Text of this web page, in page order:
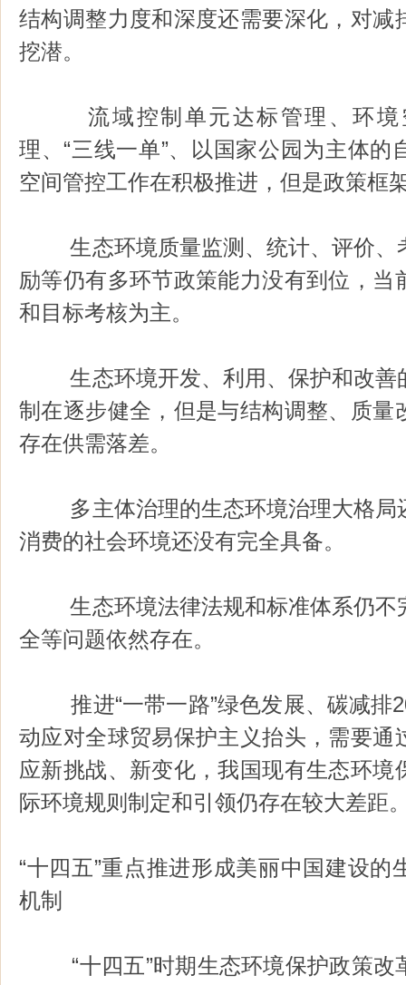
结构调整力度和深度还需要深化，对减
挖潜。
流域控制单元达标管理、环境
理、“三线一单”、以国家公园为主体的
空间管控工作在积极推进，但是政策框
生态环境质量监测、统计、评价、
励等仍有多环节政策能力没有到位，当
和目标考核为主。
生态环境开发、利用、保护和改善
制在逐步健全，但是与结构调整、质量
存在供需落差。
多主体治理的生态环境治理大格局
消费的社会环境还没有完全具备。
生态环境法律法规和标准体系仍不
全等问题依然存在。
推进“一带一路”绿色发展、碳减排
动应对全球贸易保护主义抬头，需要通
应新挑战、新变化，我国现有生态环境
际环境规则制定和引领仍存在较大差距
“十四五”重点推进形成美丽中国建设的
机制
“十四五”时期生态环境保护政策改